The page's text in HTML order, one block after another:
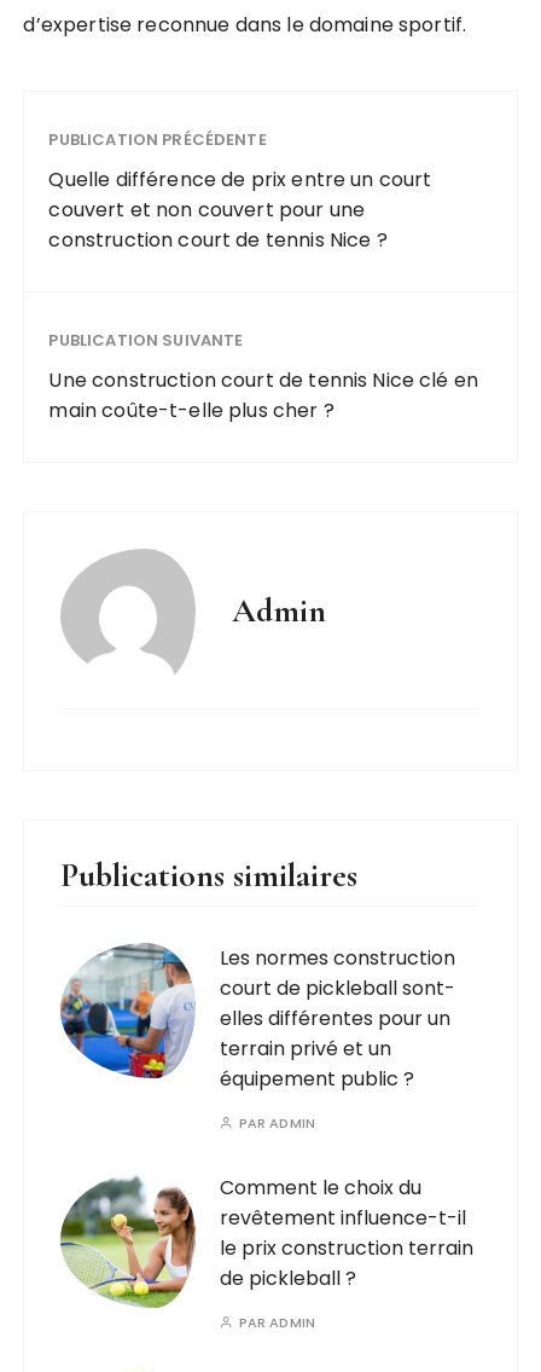
d’expertise reconnue dans le domaine sportif.
PUBLICATION PRÉCÉDENTE
Quelle différence de prix entre un court
couvert et non couvert pour une
construction court de tennis Nice ?
PUBLICATION SUIVANTE
Une construction court de tennis Nice clé en
main coûte-t-elle plus cher ?
Admin
Publications similaires
Les normes construction
court de pickleball sont-
elles différentes pour un
terrain privé et un
équipement public ?
PARADMIN
Comment le choix du
revêtement influence-t-il
le prix construction terrain
de pickleball ?
PARADMIN